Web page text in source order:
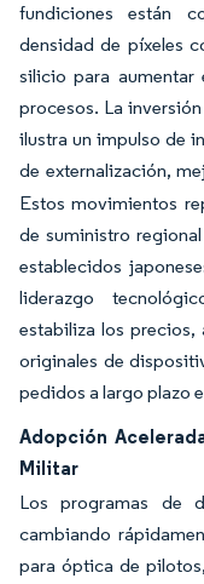
fundiciones están
densidad de píxeles
silicio para
procesos. La
ilustra un impulso de
de externalización,
Estos movimientos
de suministro
establecidos
liderazgo
estabiliza los
originales de
pedidos a largo plazo
Adopción
Militar
Los programas de
cambiando
para óptica de